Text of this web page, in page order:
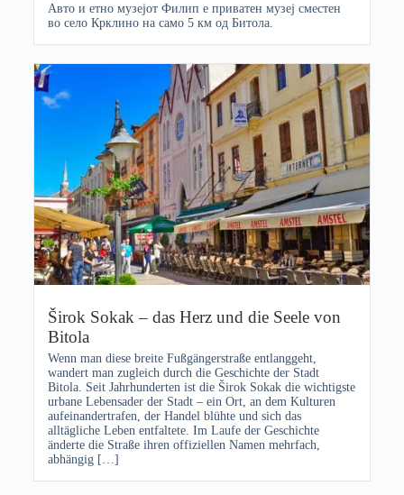
Авто и етно музејот Филип е приватен музеј сместен
во село Крклино на само 5 км од Битола.
Širok Sokak – das Herz und die Seele von
Bitola
Wenn man diese breite Fußgängerstraße entlanggeht,
wandert man zugleich durch die Geschichte der Stadt
Bitola. Seit Jahrhunderten ist die Širok Sokak die wichtigste
urbane Lebensader der Stadt – ein Ort, an dem Kulturen
aufeinandertrafen, der Handel blühte und sich das
alltägliche Leben entfaltete. Im Laufe der Geschichte
änderte die Straße ihren offiziellen Namen mehrfach,
abhängig […]